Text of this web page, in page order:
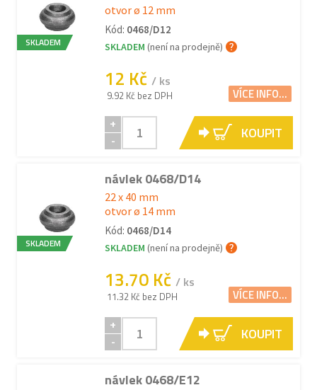
SKLADEM
otvor ø 12 mm
Kód: 0468/D12
SKLADEM (není na prodejně)
12 Kč / ks
9.92 Kč bez DPH VÍCE INFO...
+
-
KOUPIT
SKLADEM
návlek 0468/D14
22 x 40 mm
otvor ø 14 mm
Kód: 0468/D14
SKLADEM (není na prodejně)
13.70 Kč / ks
11.32 Kč bez DPH VÍCE INFO...
+
-
KOUPIT
návlek 0468/E12